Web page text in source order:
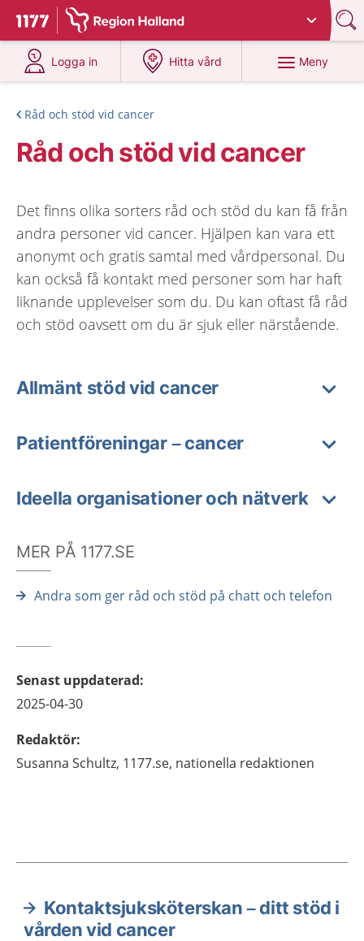
Till startsidan för 1177
Du har valt region Halland
Logga in
på 1177.se
Hitta vård
på 1177.se
Meny
Råd och stöd vid cancer
Råd och stöd vid cancer
Det finns olika sorters råd och stöd du kan få från
andra personer vid cancer. Hjälpen kan vara ett
anonymt och gratis samtal med vårdpersonal. Du
kan också få kontakt med personer som har haft
liknande upplevelser som du. Du kan oftast få råd
och stöd oavsett om du är sjuk eller närstående.
Allmänt stöd vid cancer
Patientföreningar – cancer
Ideella organisationer och nätverk
MER PÅ 1177.SE
Andra som ger råd och stöd på chatt och telefon
Senast uppdaterad:
2025-04-30
Redaktör:
Susanna Schultz, 1177.se, nationella redaktionen
Aktuella artiklar
Kontaktsjuksköterskan – ditt stöd i
vården vid cancer